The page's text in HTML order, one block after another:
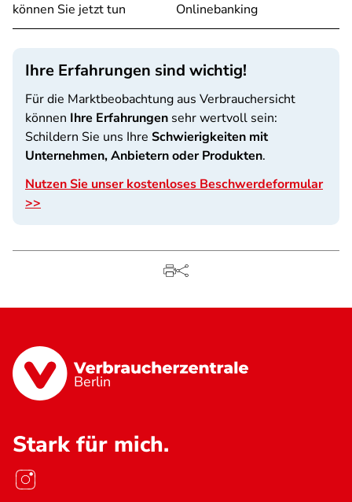
können Sie jetzt tun
Onlinebanking
Ihre Erfahrungen sind wichtig!
Für die Marktbeobachtung aus Verbrauchersicht
können Ihre Erfahrungen sehr wertvoll sein:
Schildern Sie uns Ihre Schwierigkeiten mit
Unternehmen, Anbietern oder Produkten.
Nutzen Sie unser kostenloses Beschwerdeformular
>>
Berlin
Stark für mich.